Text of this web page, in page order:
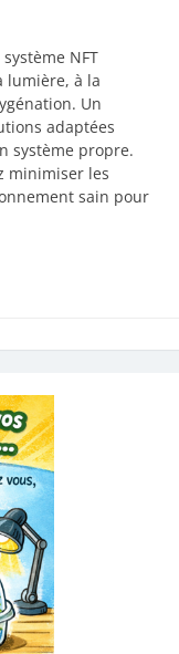
NFT
lumière, à la
Un
adaptées
système propre.
minimiser les
sain pour